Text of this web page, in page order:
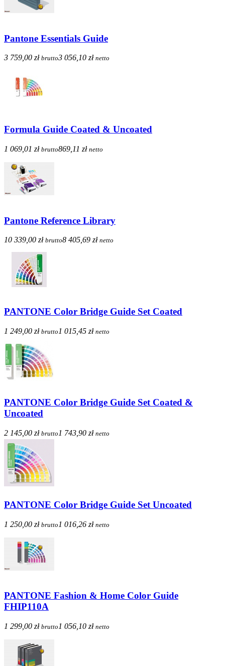
Pantone Essentials Guide
3 759,00 zł brutto3 056,10 zł netto
Formula Guide Coated & Uncoated
1 069,01 zł brutto869,11 zł netto
Pantone Reference Library
10 339,00 zł brutto8 405,69 zł netto
PANTONE Color Bridge Guide Set Coated
1 249,00 zł brutto 1 015,45 zł netto
PANTONE Color Bridge Guide Set Coated &
Uncoated
2 145,00 zł brutto 1 743,90 zł netto
PANTONE Color Bridge Guide Set Uncoated
1 250,00 zł brutto 1 016,26 zł netto
PANTONE Fashion & Home Color Guide
FHIP110A
1 299,00 zł brutto 1 056,10 zł netto